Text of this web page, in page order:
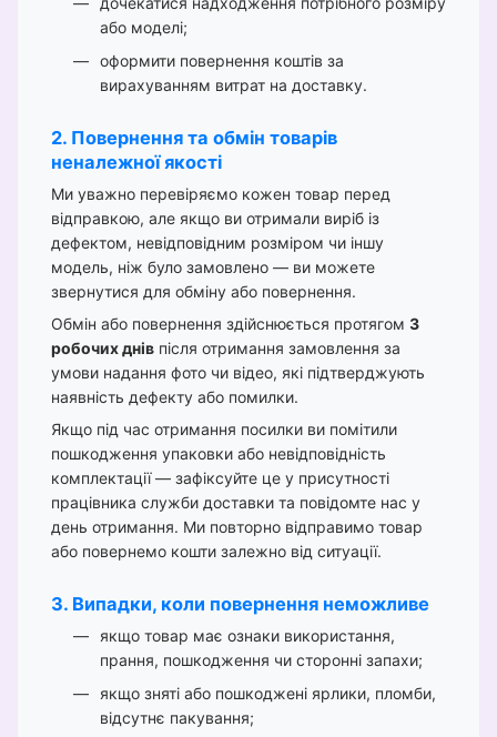
або моделі;
оформити повернення коштів за
вирахуванням витрат на доставку.
2. Повернення та обмін товарів
неналежної якості
Ми уважно перевіряємо кожен товар перед
відправкою, але якщо ви отримали виріб із
дефектом, невідповідним розміром чи іншу
модель, ніж було замовлено — ви можете
звернутися для обміну або повернення.
Обмін або повернення здійснюється протягом 3
робочих днів після отримання замовлення за
умови надання фото чи відео, які підтверджують
наявність дефекту або помилки.
Якщо під час отримання посилки ви помітили
пошкодження упаковки або невідповідність
комплектації — зафіксуйте це у присутності
працівника служби доставки та повідомте нас у
день отримання. Ми повторно відправимо товар
або повернемо кошти залежно від ситуації.
3. Випадки, коли повернення неможливе
якщо товар має ознаки використання,
прання, пошкодження чи сторонні запахи;
якщо зняті або пошкоджені ярлики, пломби,
відсутнє пакування;